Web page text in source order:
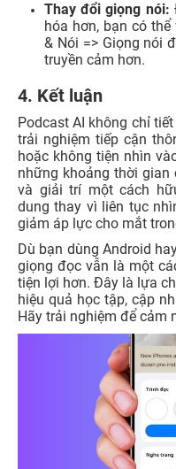
Thay đổi giọng nói:
hóa hơn, bạn có
& Nói => Giọng nói
truyền cảm hơn.
4. Kết luận
Podcast AI không chỉ
trải nghiệm tiếp cận
hoặc không tiện nhìn
những khoảng thời
và giải trí một cách
dung thay vì liên tục
giảm áp lực cho mắt
Dù bạn dùng Android
giọng đọc vẫn là một
tiện lợi hơn. Đây là lựa
hiệu quả học tập, cập
Hãy trải nghiệm để cảm